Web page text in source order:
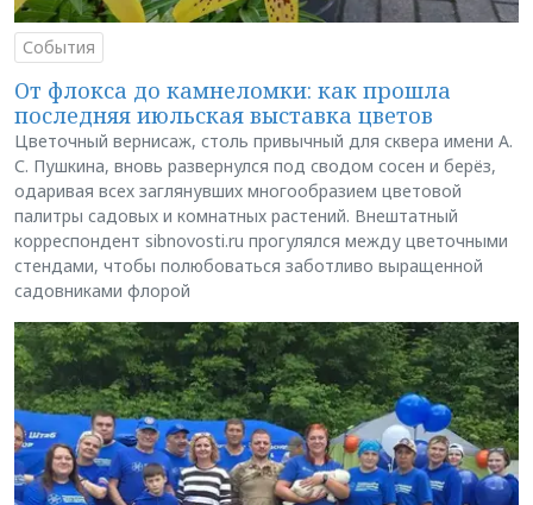
События
От флокса до камнеломки: как прошла
последняя июльская выставка цветов
Цветочный вернисаж, столь привычный для сквера имени А.
С. Пушкина, вновь развернулся под сводом сосен и берёз,
одаривая всех заглянувших многообразием цветовой
палитры садовых и комнатных растений. Внештатный
корреспондент sibnovosti.ru прогулялся между цветочными
стендами, чтобы полюбоваться заботливо выращенной
садовниками флорой